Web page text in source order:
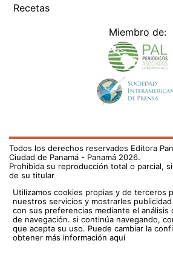
Recetas
Miembro de:
Todos los derechos reservados Editora
Ciudad de Panamá - Panamá 2026.
Prohibida su reproducción total o parcial,
de su titular
Utilizamos cookies propias y de terceros
nuestros servicios y mostrarles
con sus preferencias mediante el análisis
de navegación. si continúa navegando,
que acepta su uso. Puede cambiar la
obtener más información aquí